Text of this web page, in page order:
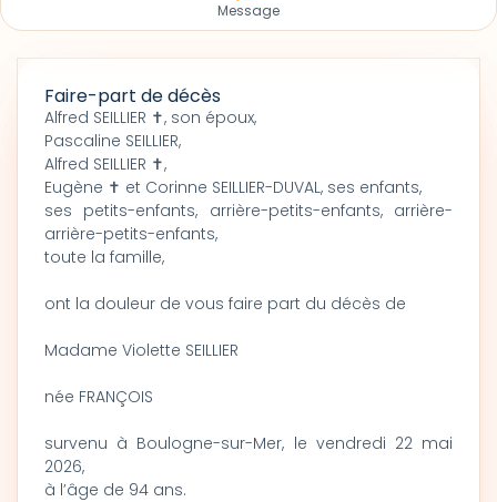
Message
Faire-part de décès
Alfred SEILLIER ✝, son époux,
Pascaline SEILLIER,
Alfred SEILLIER ✝,
Eugène ✝ et Corinne SEILLIER-DUVAL, ses enfants,
ses petits-enfants, arrière-petits-enfants, arrière-
arrière-petits-enfants,
toute la famille,
ont la douleur de vous faire part du décès de
Madame Violette SEILLIER
née FRANÇOIS
survenu à Boulogne-sur-Mer, le vendredi 22 mai
2026,
à l’âge de 94 ans.